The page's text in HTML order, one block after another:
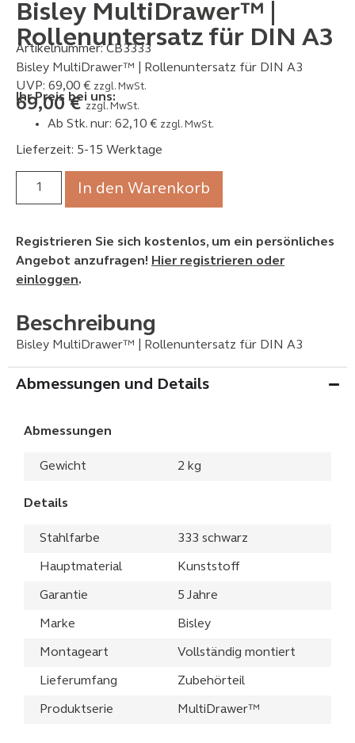
Bisley MultiDrawer™ |
Rollenuntersatz für DIN A3
Artikelnummer:CB3333
Bisley MultiDrawer™ | Rollenuntersatz für DIN A3
UVP: 69,00 € zzgl. MwSt.
Ihr Preis bei uns:
69,00€ zzgl. MwSt.
Ab Stk. nur: 62,10 € zzgl. MwSt.
Lieferzeit: 5-15 Werktage
In den Warenkorb
Registrieren Sie sich kostenlos, um ein persönliches
Angebot anzufragen! Hier registrieren oder
einloggen.
Beschreibung
Bisley MultiDrawer™ | Rollenuntersatz für DIN A3
Abmessungen und Details
Abmessungen
Gewicht 2 kg
Details
Stahlfarbe 333 schwarz
Hauptmaterial Kunststoff
Garantie 5 Jahre
Marke Bisley
Montageart Vollständig montiert
Lieferumfang Zubehörteil
Produktserie MultiDrawer™